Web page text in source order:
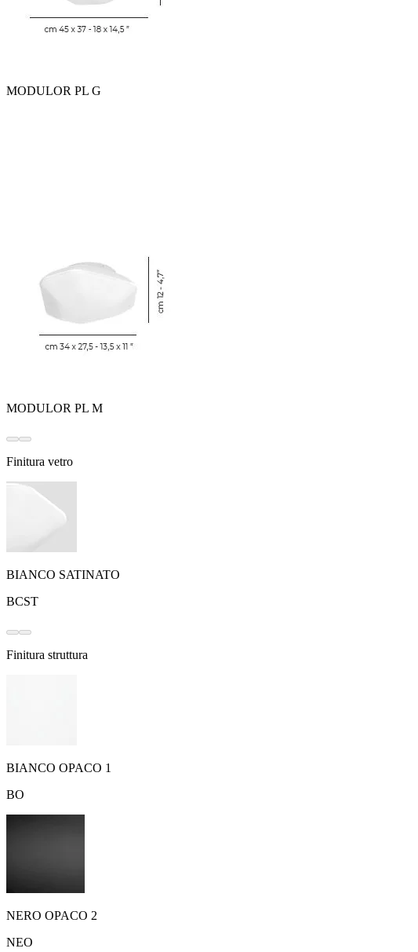
MODULOR PL G
MODULOR PL M
Finitura vetro
BIANCO SATINATO
BCST
Finitura struttura
BIANCO OPACO 1
BO
NERO OPACO 2
NEO